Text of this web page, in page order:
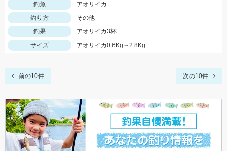
釣魚
アオリイカ
釣り方
その他
釣果
アオリイカ3杯
サイズ
アオリイカ0.6Kg～2.8Kg
前の10件 次の10件